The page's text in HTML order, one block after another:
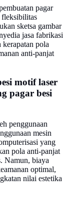
pagar
fleksibilitas
sketsa gambar
jasa fabrikasi
pola
anti-panjat
motif laser
pagar besi
penggunaan
mesin
yang
pola anti-panjat
Namun, biaya
optimal,
nilai estetika